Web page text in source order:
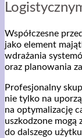
Współczesne
jako element
wdrażania
oraz planowania
Profesjonalny
nie tylko na
na optymalizację
uszkodzone mogą
do dalszego